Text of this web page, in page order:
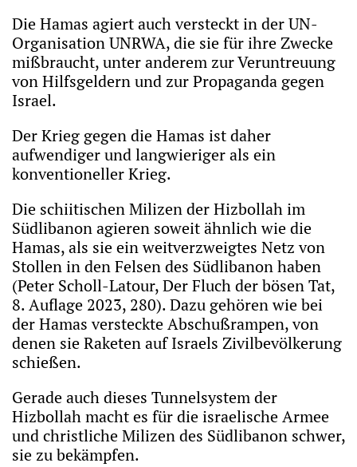
Die Hamas agiert auch versteckt in der UN-
Organisation UNRWA, die sie für ihre Zwecke
mißbraucht, unter anderem zur Veruntreuung
von Hilfsgeldern und zur Propaganda gegen
Israel.
Der Krieg gegen die Hamas ist daher
aufwendiger und langwieriger als ein
konventioneller Krieg.
Die schiitischen Milizen der Hizbollah im
Südlibanon agieren soweit ähnlich wie die
Hamas, als sie ein weitverzweigtes Netz von
Stollen in den Felsen des Südlibanon haben
(Peter Scholl-Latour, Der Fluch der bösen Tat,
8. Auflage 2023, 280). Dazu gehören wie bei
der Hamas versteckte Abschußrampen, von
denen sie Raketen auf Israels Zivilbevölkerung
schießen.
Gerade auch dieses Tunnelsystem der
Hizbollah macht es für die israelische Armee
und christliche Milizen des Südlibanon schwer,
sie zu bekämpfen.